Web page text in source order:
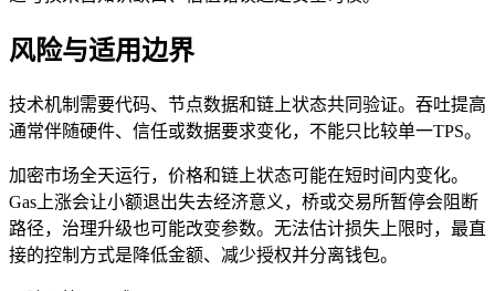
风险与适用边界
技术机制需要代码、节点数据和链上状态共同验证。吞吐提高
通常伴随硬件、信任或数据要求变化，不能只比较单一TPS。
加密市场全天运行，价格和链上状态可能在短时间内变化。
Gas上涨会让小额退出失去经济意义，桥或交易所暂停会阻断
路径，治理升级也可能改变参数。无法估计损失上限时，最直
接的控制方式是降低金额、减少授权并分离钱包。